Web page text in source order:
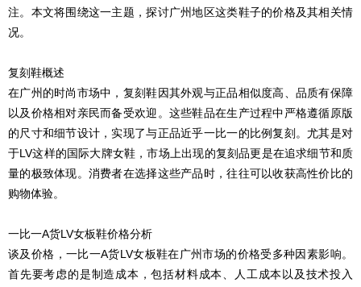
注。本文将围绕这一主题，探讨广州地区这类鞋子的价格及其相关情
况。
复刻鞋概述
在广州的时尚市场中，复刻鞋因其外观与正品相似度高、品质有保障
以及价格相对亲民而备受欢迎。这些鞋品在生产过程中严格遵循原版
的尺寸和细节设计，实现了与正品近乎一比一的比例复刻。尤其是对
于LV这样的国际大牌女鞋，市场上出现的复刻品更是在追求细节和质
量的极致体现。消费者在选择这些产品时，往往可以收获高性价比的
购物体验。
一比一A货LV女板鞋价格分析
谈及价格，一比一A货LV女板鞋在广州市场的价格受多种因素影响。
首先要考虑的是制造成本，包括材料成本、人工成本以及技术投入